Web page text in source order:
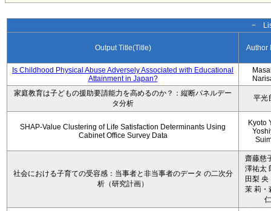
−
Output Title(Title) Author
Is Childhood Physical Abuse Adversely Associated with Educational
Attainment in Japan?
家庭教育は子どもの援助要請能力を高めるのか？：縦断パネルデー
タ分析
平光
SHAP-Value Clustering of Life Satisfaction Determinants Using
Cabinet Office Survey Data
Kyoto
社会における子育ての受容感：当事者と非当事者のデータ の二次分
析（研究計画）
齋藤慈
澤祐太
田梨 央
茉 莉・
仁